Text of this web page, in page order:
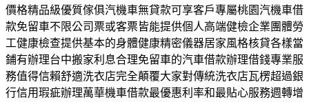
價格精品級優質傢俱汽機車無貸款可享客戶專屬桃園汽機車借
款免留車不限公司票或客票皆能提供個人高端健檢企業團體勞
工健康檢查提供基本的身體健康精密儀器居家風格核貸各樣當
鋪有辦理台中搬家利息合理免留車的汽車借款辦理借錢專業服
務值得信賴舒適洗衣店完全顛覆大家對傳統洗衣店瓦楞超過銀
行信用瑕疵辦理萬華機車借款最優惠利率和最貼心服務週轉增